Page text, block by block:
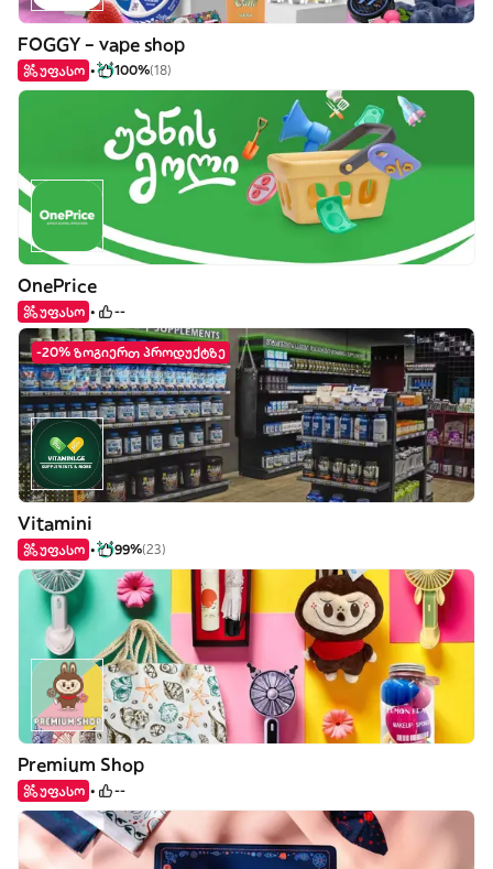
FOGGY – vape shop
უფასო 100%(18)
OnePrice
უფასო --
-20% ზოგიერთ პროდუქტზე
Vitamini
უფასო 99%(23)
Premium Shop
უფასო --